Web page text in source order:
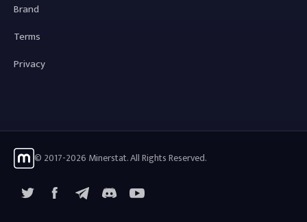
Brand
Terms
Privacy
© 2017-2026 Minerstat. All Rights Reserved.
FacebookTelegramYouTube